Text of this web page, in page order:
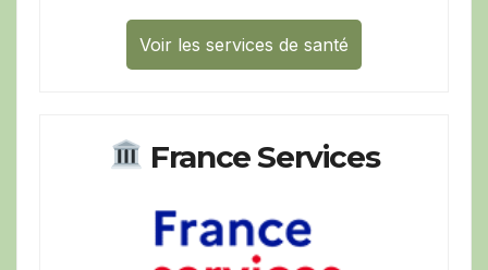
Voir les services de santé
France Services